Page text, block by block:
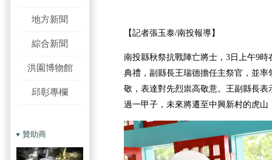
地方新聞
綜合新聞
洪園博物館
邱彰專欄
贊助商
【記者張玉泰/南投報導】
南投縣秋祭抗戰陣亡將士，3日上午9
典禮，副縣長王瑞德擔任主祭官，並
敬，表達對先烈祟高敬意。王副縣長
過一甲子，未來將遷至中興新村的虎